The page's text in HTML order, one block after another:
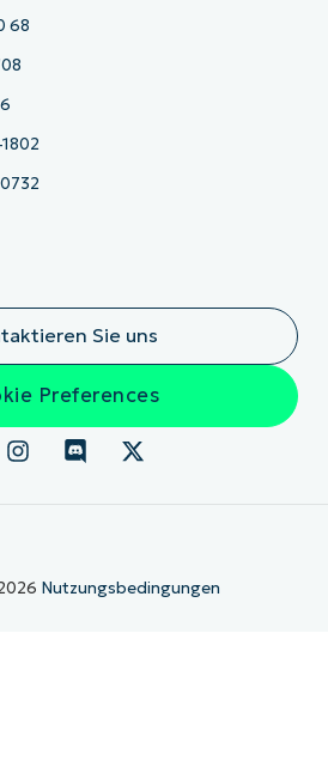
68
Sie uns
Preferences
Nutzungsbedingungen